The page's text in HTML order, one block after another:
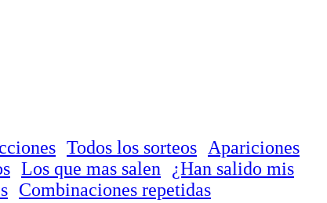
Todos los sorteos
Apariciones
Los que mas salen
¿Han salido mis
Combinaciones repetidas